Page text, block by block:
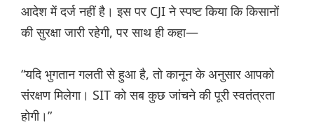
आदेश में दर्ज नहीं है। इस पर CJI ने स्पष्ट किया कि किसानों
की सुरक्षा जारी रहेगी, पर साथ ही कहा—
“यदि भुगतान गलती से हुआ है, तो कानून के अनुसार आपको
संरक्षण मिलेगा। SIT को सब कुछ जांचने की पूरी स्वतंत्रता
होगी।”